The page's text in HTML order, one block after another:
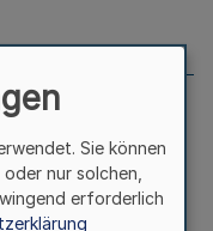
vom
Sie können
nur solchen,
erforderlich